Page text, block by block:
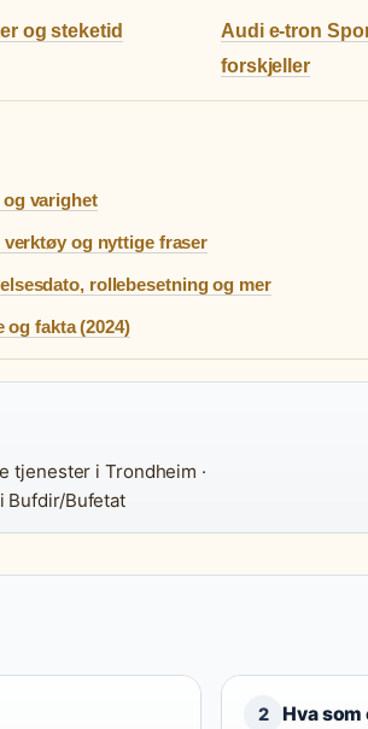
og steketid
Audi e-tron
forskjeller
og varighet
og nyttige fraser
rollebesetning og mer
fakta (2024)
tjenester i Trondheim ·
Bufdir/Bufetat
2 Hva